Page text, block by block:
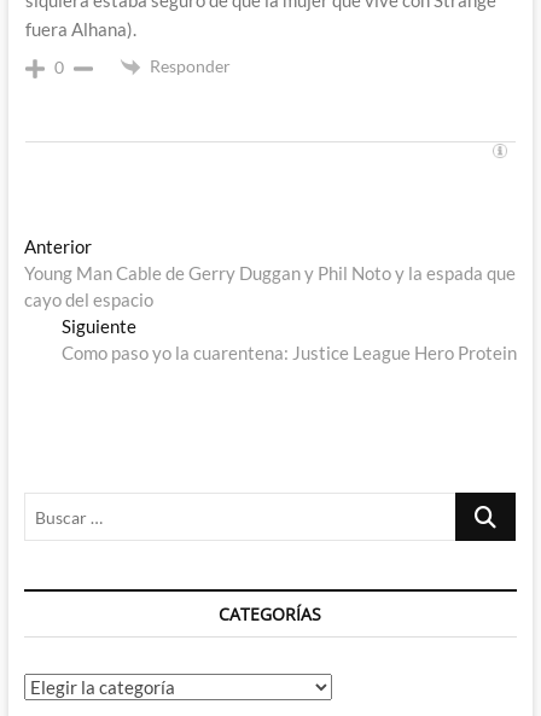
fuera Alhana).
0 Responder
Navegación
de
entradas
AnteriorEntrada
anterior:
Young Man Cable de Gerry Duggan y Phil Noto y la espada que
cayo del espacio
SiguienteEntrada
siguiente:
Como paso yo la cuarentena: Justice League Hero Protein
Buscar
CATEGORÍAS
Categorías